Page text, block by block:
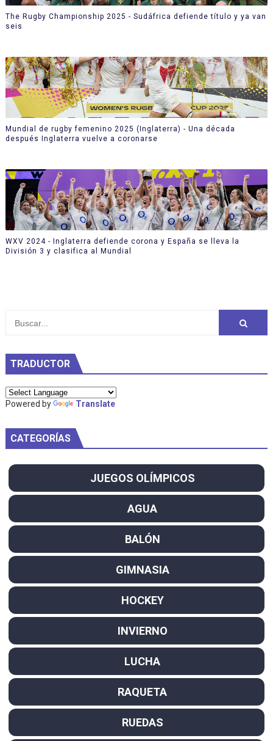
The Rugby Championship 2025 - Sudáfrica defiende título y ya van
seis
Mundial de rugby femenino 2025 (Inglaterra) - Una década
después Inglaterra vuelve a coronarse
WXV 2024 - Inglaterra defiende corona y España se lleva la
División 3 y clasifica al Mundial
TRADUCTOR
Powered by Translate
CATEGORÍAS
JUEGOS OLÍMPICOS
AGUA
BALÓN
GIMNASIA
HOCKEY
INVIERNO
LUCHA
RAQUETA
RUEDAS